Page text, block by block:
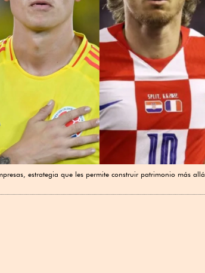
estrategia que les permite construir patrimonio más allá